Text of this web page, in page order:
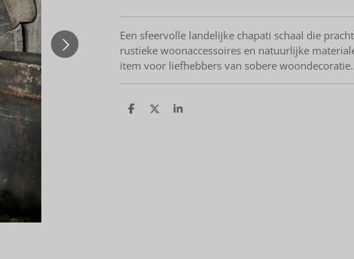
Een sfeervolle landelijke chapati schaal die
rustieke woonaccessoires en natuurlijke
item voor liefhebbers van sobere woondecoratie.
D
D
S